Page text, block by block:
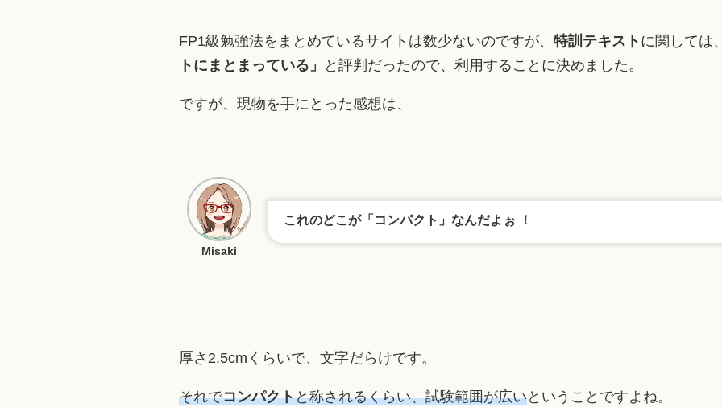
FP1級勉強法をまとめているサイトは数少ないのですが、 特訓テキスト に関しては
トにまとまっている」
と評判だったので、利用することに決めました。
ですが、現物を手にとった感想は、
Misaki
これのどこが「コンパクト」なんだよぉ ！
厚さ2.5cmくらいで、文字だらけです。
それでコンパクトと称されるくらい、試験範囲が広いということですよね。